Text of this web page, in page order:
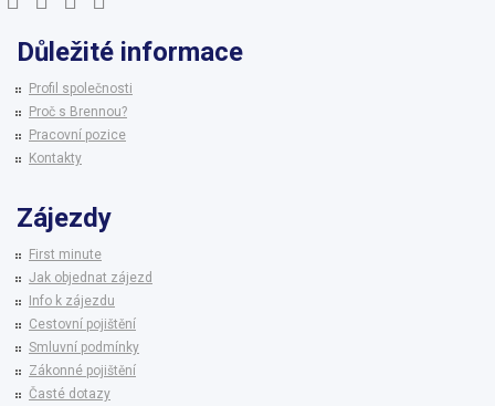
Důležité informace
Profil společnosti
Proč s Brennou?
Pracovní pozice
Kontakty
Zájezdy
First minute
Jak objednat zájezd
Info k zájezdu
Cestovní pojištění
Smluvní podmínky
Zákonné pojištění
Časté dotazy